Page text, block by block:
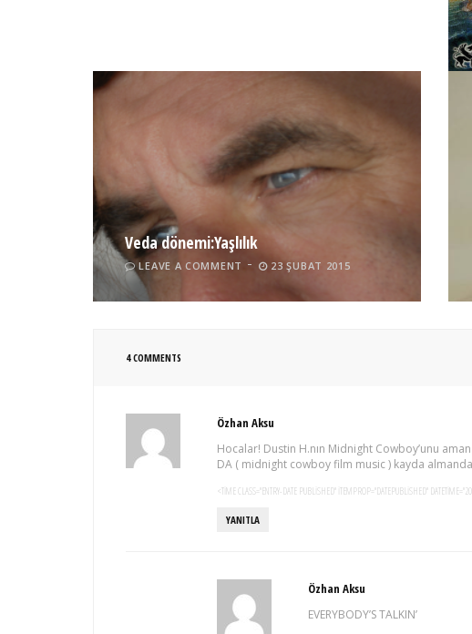
Veda dönemi:Yaşlılık
LEAVE A COMMENT 23 ŞUBAT 2015
4 COMMENTS
Özhan Aksu
Hocalar! Dustin H.nın Midnight Cowboy’unu
DA ( midnight cowboy film music ) kayda
<TIME CLASS="ENTRY-DATE PUBLISHED" ITEMPROP="DATEPUBLISHED"
YANITLA
Özhan Aksu
EVERYBODY’S TALKIN’